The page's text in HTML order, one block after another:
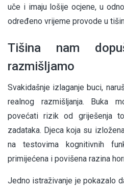
uče i imaju lošije ocjene, u
određeno vrijeme provode u
Tišina nam
razmišljamo
Svakidašnje izlaganje buci,
realnog razmišljanja. Buka
povećati rizik od griješenja
zadataka. Djeca koja su
na testovima kognitivnih
primijećena i povišena razina
Jedno istraživanje je pokazalo